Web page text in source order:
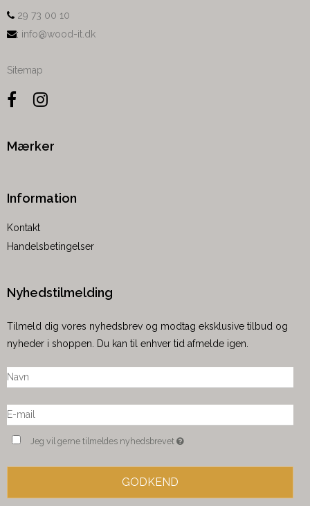
29 73 00 10
: info@wood-it.dk
Sitemap
Mærker
Information
Kontakt
Handelsbetingelser
Nyhedstilmelding
Tilmeld dig vores nyhedsbrev og modtag eksklusive tilbud og
nyheder i shoppen. Du kan til enhver tid afmelde igen.
Jeg vil gerne tilmeldes nyhedsbrevet
GODKEND